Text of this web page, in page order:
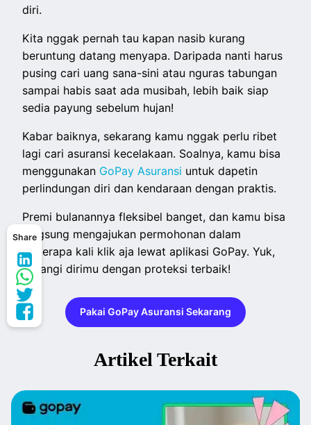
Share
diri.
Kita nggak pernah tau kapan nasib kurang
beruntung datang menyapa. Daripada nanti harus
pusing cari uang sana-sini atau nguras tabungan
sampai habis saat ada musibah, lebih baik siap
sedia payung sebelum hujan!
Kabar baiknya, sekarang kamu nggak perlu ribet
lagi cari asuransi kecelakaan. Soalnya, kamu bisa
menggunakan GoPay Asuransi untuk dapetin
perlindungan diri dan kendaraan dengan praktis.
Premi bulanannya fleksibel banget, dan kamu bisa
langsung mengajukan permohonan dalam
beberapa kali klik aja lewat aplikasi GoPay. Yuk,
sayangi dirimu dengan proteksi terbaik!
Pakai GoPay Asuransi Sekarang
Artikel Terkait